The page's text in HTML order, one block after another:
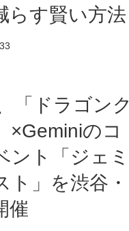
らす賢い方法
「ドラゴンク
×Geminiのコ
ント「ジェミ
ト」を渋谷・
催